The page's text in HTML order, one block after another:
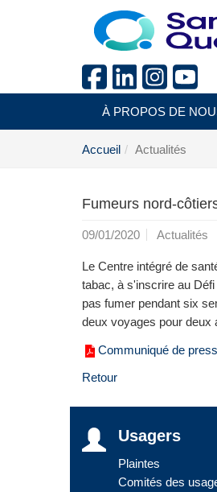
Aller au menu principal
À PROPOS DE
Accueil Actualités
Fumeurs nord-
09/01/2020 Actualités
Le Centre intégré de
tabac, à s'inscrire au
pas fumer pendant six
deux voyages pour deux
Communiqué de
Retour
Usagers
Plaintes
Comités des